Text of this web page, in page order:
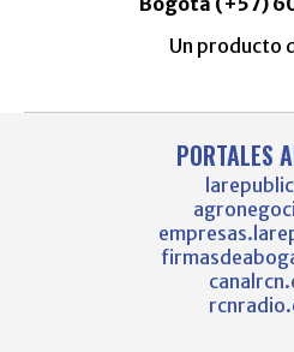
Un producto
PORTALES